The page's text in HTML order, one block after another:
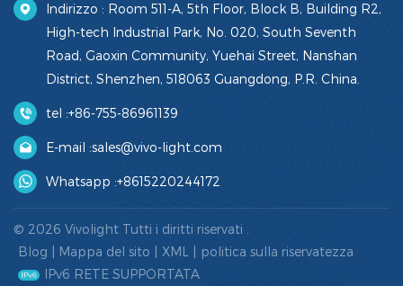
Indirizzo : Room 511-A, 5th Floor, Block B, Building R2,
High-tech Industrial Park, No. 020, South Seventh
Road, Gaoxin Community, Yuehai Street, Nanshan
District, Shenzhen, 518063 Guangdong, P.R. China.
tel :+86-755-86961139
E-mail :sales@vivo-light.com
Whatsapp :+8615220244172
© 2026 Vivolight Tutti i diritti riservati .
Blog
Mappa del sito XML
politica sulla riservatezza
IPv6 RETE SUPPORTATA